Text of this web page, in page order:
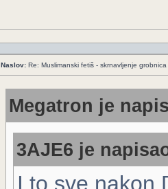
Naslov: Re: Muslimanski fetiš - skrnavljenje
Megatron je
3AJE6 je
I to sve nakon